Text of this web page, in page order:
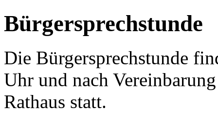
Bürgersprechstunde
Die Bürgersprechstunde
Uhr und nach
Rathaus statt.